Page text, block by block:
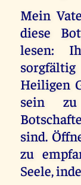
Mein
diese
lesen:
Heiligen
sein zu
sind.
zu
Seele,